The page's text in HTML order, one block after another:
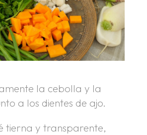
la cebolla y la
a los dientes de ajo.
tierna y transparente,